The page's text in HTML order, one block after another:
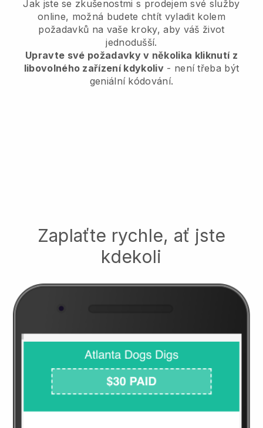
Jak jste se zkušenostmi s prodejem své služby
online, možná budete chtít vyladit kolem
požadavků na vaše kroky, aby váš život
jednodušší.
Upravte své požadavky v několika kliknutí z
libovolného zařízení kdykoliv- není třeba být
geniální kódování.
Zaplaťte rychle, ať jste
kdekoli